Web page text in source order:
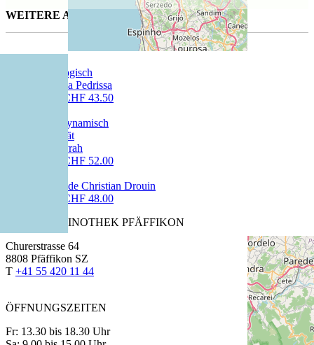
WEITERE AUSGESUCHTE WEINE FÜR SIE
Finca La Pedrissa
75 cl | CHF 43.50
Pure Syrah
75 cl | CHF 52.00
Le Gin de Christian Drouin
70 cl | CHF 48.00
CAVETTA VINOTHEK PFÄFFIKON
Churerstrasse 64
8808 Pfäffikon SZ
T +41 55 420 11 44
ÖFFNUNGSZEITEN
Fr: 13.30 bis 18.30 Uhr